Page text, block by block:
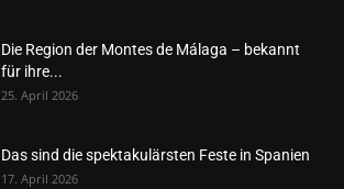
Die Region der Montes de Málaga – bekannt
für ihre...
25. April 2026
Das sind die spektakulärsten Feste in Spanien
17. April 2026